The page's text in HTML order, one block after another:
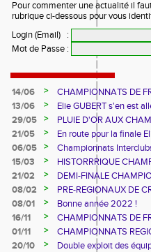
Pour commenter une actualité il
rubrique ci-dessous pour vous
Login (Email)
:
Mot de Passe :
14/06 >
CHAMPIONNATS DE
13/06
>
Elie GUBERT s'en est
29/05
>
PLUIE D'OR AUX
21/05
>
En route pour la finale
06/05
>
Championnats
15/03
>
HISTORRRIQUE
21/02
>
DEMI-FINALE
08/02
>
PRE-REGIONAUX DE
08/01
>
Bonne année 2022 !
16/11
>
CHAMPIONNATS DE
01/11
>
CHAMPIONNATS
20/10
>
Double exploit des